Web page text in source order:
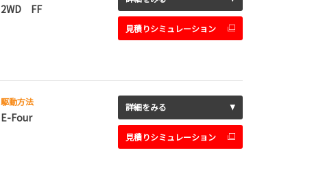
2WD FF
見積りシミュレーション
駆動方法
E-Four
詳細をみる
見積りシミュレーション